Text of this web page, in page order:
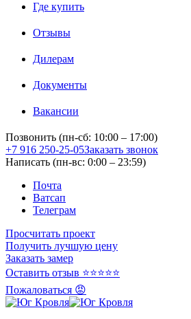
Где купить
Отзывы
Дилерам
Документы
Вакансии
Позвонить (пн-сб: 10:00 – 17:00)
+7 916 250-25-05Заказать звонок
Написать (пн-вс: 0:00 – 23:59)
Почта
Ватсап
Телеграм
Просчитать проект
Получить лучшую цену
Заказать замер
Оставить отзыв ⭐⭐⭐⭐⭐
Пожаловаться 😡